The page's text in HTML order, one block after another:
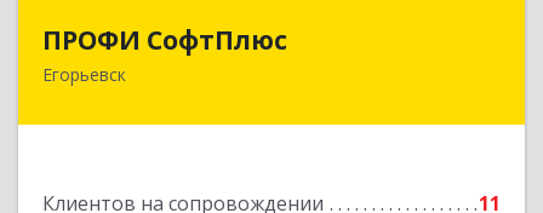
ПРОФИ СофтПлюс
Егорьевск
Клиентов на сопровождении 11